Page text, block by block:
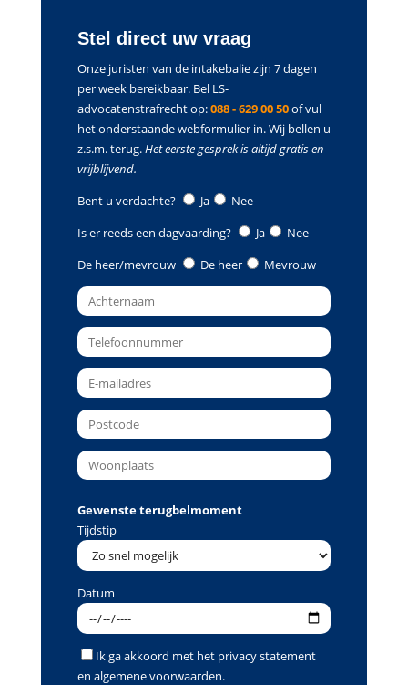
Stel direct uw vraag
Onze juristen van de intakebalie zijn 7 dagen
per week bereikbaar. Bel LS-
advocatenstrafrecht op:088 - 629 00 50of vul
het onderstaande webformulier in. Wij bellen u
z.s.m. terug.Het eerste gesprek is altijd gratis en
vrijblijvend.
Bent u verdachte?
Ja
Nee
Is er reeds een dagvaarding?
Ja
Nee
De heer/mevrouw
De heer Mevrouw
Gewenste terugbelmoment
Tijdstip
Datum
Ik ga akkoord met het privacy statement
en algemene voorwaarden.